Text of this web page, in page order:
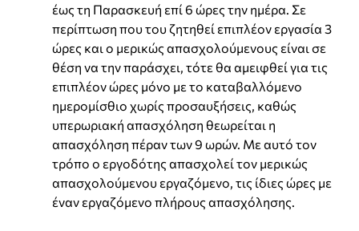
έως τη Παρασκευή επί 6 ώρες την ημέρα. Σε
περίπτωση που του ζητηθεί επιπλέον εργασία 3
ώρες και ο μερικώς απασχολούμενους είναι σε
θέση να την παράσχει, τότε θα αμειφθεί για τις
επιπλέον ώρες μόνο με το καταβαλλόμενο
ημερομίσθιο χωρίς προσαυξήσεις, καθώς
υπερωριακή απασχόληση θεωρείται η
απασχόληση πέραν των 9 ωρών. Με αυτό τον
τρόπο ο εργοδότης απασχολεί τον μερικώς
απασχολούμενου εργαζόμενο, τις ίδιες ώρες με
έναν εργαζόμενο πλήρους απασχόλησης.